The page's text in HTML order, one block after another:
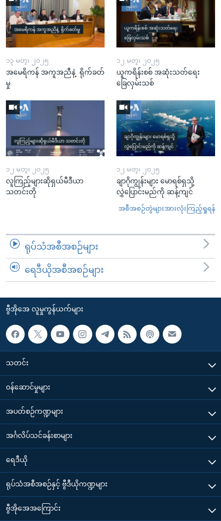
၁၃ မတ္၊ ၂၀၂၅
အမေရိကန် အကူအညီနဲ့ ရိုက်ခတ်
မှု
၁၂ မတ္၊ ၂၀၂၅
ယူကရိန်းစစ် အဆုံးသတ်ရေး
ခြေလှမ်းသစ်
၁၂ မတ္၊ ၂၀၂၅
လူကြည့်များဆိုရှယ်မီဒီယာ
သတင်းတို
၁၂ မတ္၊ ၂၀၂၅
ချာဂိုကျွန်းများ မောရစ်ရှသို့
လွှဲပြောင်းမည်ကို ဆန့်ကျင်
အစီအစဉ်တွဲများအားလုံးကြည့်ရှုရန်
ရုပ်သံအစီအစဉ်များ
ရေဒီယိုအစီအစဉ်များ
ဗွီအိုအေ လူမှုကွန်ယက်များ
သတင်း
၀န်ဆောင်မှုများ
အပတ်စဉ်ကဏ္ဍများ
အင်္ဂလိပ်သင်ခန်းစာများ
ရေဒီယို
ရုပ်သံအစီအစဉ်နှင့် ဗွီဒီယိုကဏ္ဍများ
ဗွီအိုအေအကြောင်း